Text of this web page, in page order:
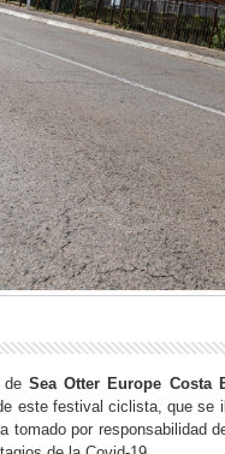
de Sea Otter Europe Costa
este festival ciclista, que se
tomado por responsabilidad